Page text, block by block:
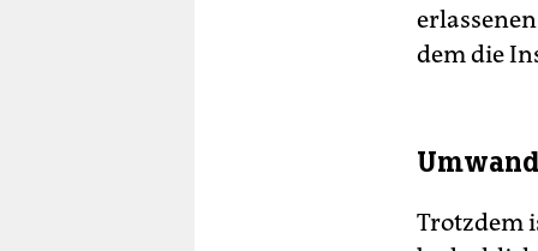
dem die
Trotzdem